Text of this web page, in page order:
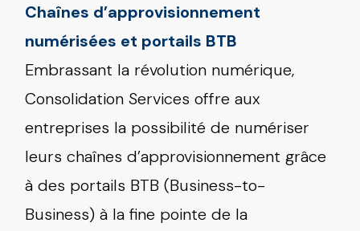
Chaînes d’approvisionnement
numérisées et portails BTB
Embrassant la révolution numérique,
Consolidation Services offre aux
entreprises la possibilité de numériser
leurs chaînes d’approvisionnement grâce
à des portails BTB (Business-to-
Business) à la fine pointe de la